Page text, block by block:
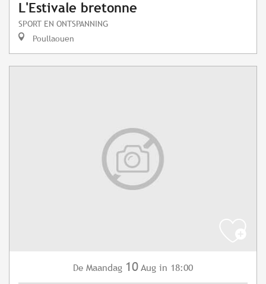
L'Estivale bretonne
SPORT EN ONTSPANNING
Poullaouen
De Maandag 10 Aug in 18:00